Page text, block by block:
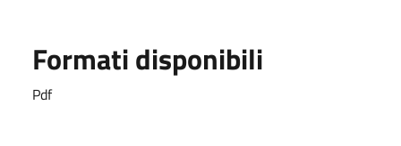
Formati disponibili
Pdf